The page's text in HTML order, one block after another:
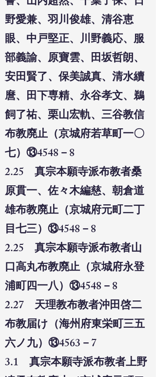
野愛兼、羽川俊雄、清谷恵
眼、中戸堅正、川野義応、服
部義諭、原寶雲、田坂哲朗、
安田賢了、保美誠真、清水續
麿、田下専精、永谷孝文、鵜
飼了祐、栗山宏軌、三谷教信
布教廃止（京城府若草町一〇
七）⑬4548－8
2.25 真宗本願寺派布教者桑
原貫一、佐々木編慈、朝倉道
雄布教廃止（京城府元町二丁
目七三）⑬4548－8
2.25 真宗本願寺派布教者山
口高丸布教廃止（京城府永登
浦町四一八）⑬4548－8
2.27 天理教布教者沖田啓二
布教届け（海州府東栄町三五
六ノ九）⑬4563－7
3.1 真宗本願寺派布教者上野